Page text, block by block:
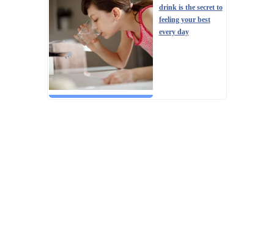
drink is the secret to
feeling your best
every day